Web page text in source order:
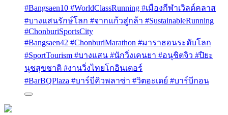
#Bangsaen10 #WorldClassRunning #เมืองกีฬาเวิลด์คลาส
#บางแสนรักษ์โลก #จากแก้วสู่กล้า #SustainableRunning
#ChonburiSportsCity
#Bangsaen42 #ChonburiMarathon #มาราธอนระดับโลก
#SportTourism #บางแสน #นักวิ่งเคนยา #อนุชิตจิว #ปิยะ
นุชสุขชาติ #งานวิ่งไทยโกอินเตอร์
#BarBQPlaza #บาร์บีคิวพลาซ่า #วิตอะเดย์ #บาร์บีกอน